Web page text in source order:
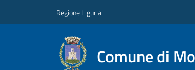
Regione Liguria
Comune di